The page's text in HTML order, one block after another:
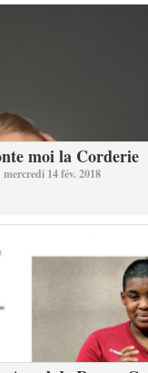
moi la Corderie
mercredi 14 fév. 2018